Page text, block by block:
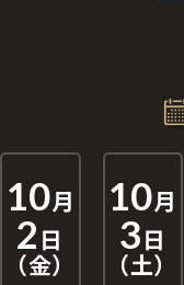
10月
2 日
（金）
10月
3日
（土）